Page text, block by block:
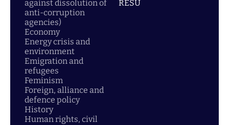
against dissolution of
anti-corruption
agencies)
Economy
Energy crisis and
environment
Emigration and
refugees
Feminism
Foreign, alliance and
defence policy
History
Human rights, civil
RESU